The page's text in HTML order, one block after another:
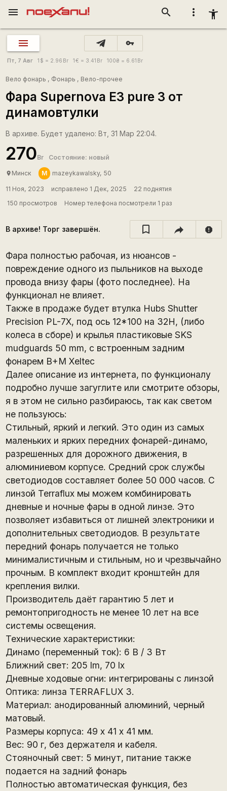
more_vert accessibility_new
search
menu
vpn_key
Пт, 7 Авг 1 $ = 2.96 Br 1€ = 3.41 Br 100₴ = 6.61 Br
Вело фонарь , Фонарь , Вело-прочее
Фара Supernova E3 pure 3 от
динамовтулки
В архиве. Будет удалено: Вт, 31 Мар 22:04.
270Br Состояние: новый
place Минск М mazeykawalsky, 50
11 Ноя, 2023 исправлено 1 Дек, 2025
22 поднятия
150 просмотров
Номер телефона посмотрели 1 раз
В архиве! Торг завершён. report
Фара полностью рабочая, из нюансов -
повреждение одного из пыльников на выходе
провода внизу фары (фото последнее). На
функционал не влияет.
Также в продаже будет втулка Hubs Shutter
Precision PL-7X, под ось 12*100 на 32H, (либо
колеса в сборе) и крылья пластиковые SKS
mudguards 50 mm, с встроенным задним
фонарем B+M Xeltec
Далее описание из интернета, по функционалу
подробно лучше загуглите или смотрите обзоры,
я в этом не сильно разбираюсь, так как светом
не пользуюсь:
Стильный, яркий и легкий. Это один из самых
маленьких и ярких передних фонарей-динамо,
разрешенных для дорожного движения, в
алюминиевом корпусе. Средний срок службы
светодиодов составляет более 50 000 часов. С
линзой Terraflux мы можем комбинировать
дневные и ночные фары в одной линзе. Это
позволяет избавиться от лишней электроники и
дополнительных светодиодов. В результате
передний фонарь получается не только
минималистичным и стильным, но и чрезвычайно
прочным. В комплект входит кронштейн для
крепления вилки.
Производитель даёт гарантию 5 лет и
ремонтопригодность не менее 10 лет на все
системы освещения.
Технические характеристики:
Динамо (переменный ток): 6 В / 3 Вт
Ближний свет: 205 lm, 70 lx
Дневные ходовые огни: интегрированы с линзой
Оптика: линза TERRAFLUX 3.
Материал: анодированный алюминий, черный
матовый.
Размеры корпуса: 49 х 41 х 41 мм.
Вес: 90 г, без держателя и кабеля.
Стояночный свет: 5 минут, питание также
подается на задний фонарь
Полностью автоматическая функция, без